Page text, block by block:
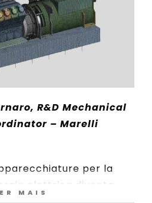
R&D Mechanical
– Marelli
per la
elettrica diventa
MAIS